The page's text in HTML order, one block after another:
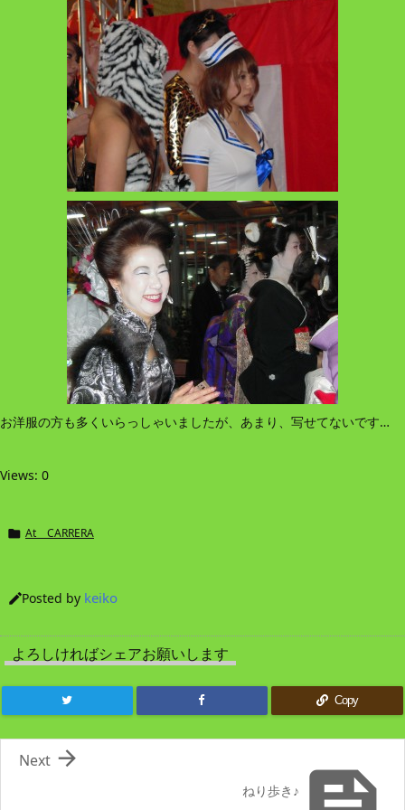
お洋服の方も多くいらっしゃいましたが、あまり、写せてないです…
Views: 0
 At CARRERA
Posted by keiko
よろしければシェアお願いします
Copy
ねり歩き♪

Next